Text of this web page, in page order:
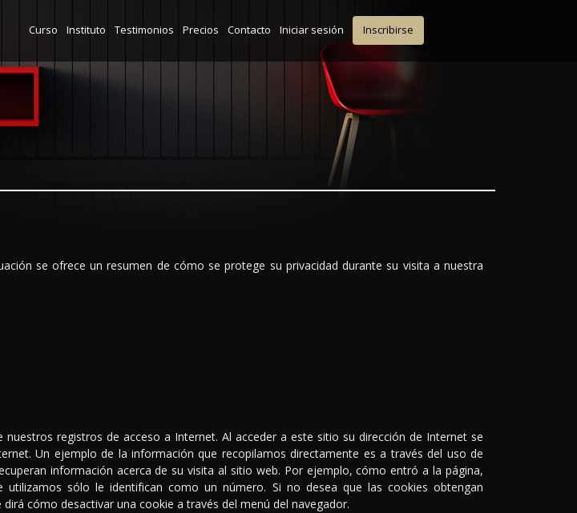
Curso Instituto Testimonios Precios Contacto Iniciar sesión Inscribirse
se ofrece un resumen de cómo se protege su privacidad durante su visita a nuestra
registros de acceso a Internet. Al acceder a este sitio su dirección de Internet se
Un ejemplo de la información que recopilamos directamente es a través del uso de
información acerca de su visita al sitio web. Por ejemplo, cómo entró a la página,
sólo le identifican como un número. Si no desea que las cookies obtengan
cómo desactivar una cookie a través del menú del navegador.